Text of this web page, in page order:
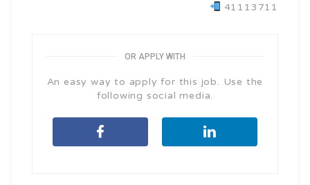
41113711
OR APPLY WITH
An easy way to apply for this job. Use the
following social media.